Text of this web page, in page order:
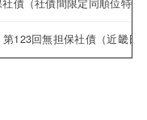
123回無担保社債（近畿